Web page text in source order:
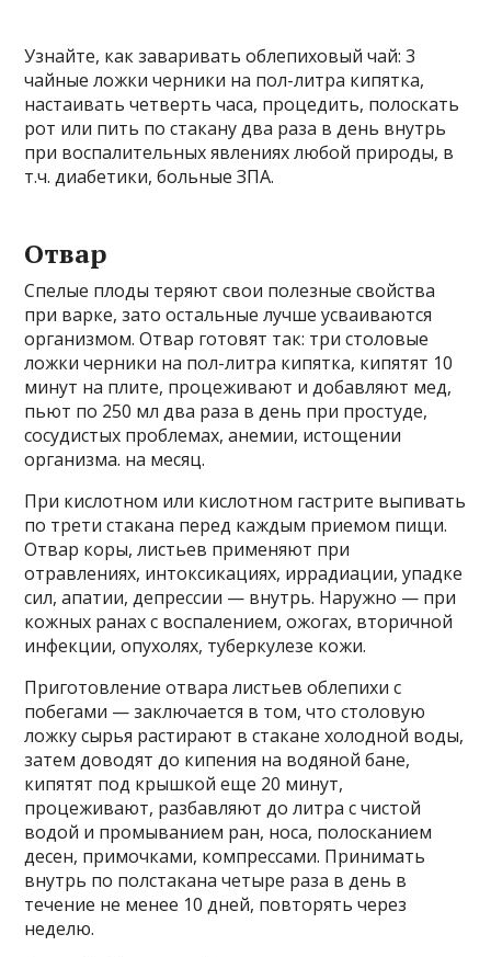
Узнайте, как заваривать облепиховый чай: 3
чайные ложки черники на пол-литра кипятка,
настаивать четверть часа, процедить, полоскать
рот или пить по стакану два раза в день внутрь
при воспалительных явлениях любой природы, в
т.ч. диабетики, больные ЗПА.
Отвар
Спелые плоды теряют свои полезные свойства
при варке, зато остальные лучше усваиваются
организмом. Отвар готовят так: три столовые
ложки черники на пол-литра кипятка, кипятят 10
минут на плите, процеживают и добавляют мед,
пьют по 250 мл два раза в день при простуде,
сосудистых проблемах, анемии, истощении
организма. на месяц.
При кислотном или кислотном гастрите выпивать
по трети стакана перед каждым приемом пищи.
Отвар коры, листьев применяют при
отравлениях, интоксикациях, иррадиации, упадке
сил, апатии, депрессии — внутрь. Наружно — при
кожных ранах с воспалением, ожогах, вторичной
инфекции, опухолях, туберкулезе кожи.
Приготовление отвара листьев облепихи с
побегами — заключается в том, что столовую
ложку сырья растирают в стакане холодной воды,
затем доводят до кипения на водяной бане,
кипятят под крышкой еще 20 минут,
процеживают, разбавляют до литра с чистой
водой и промыванием ран, носа, полосканием
десен, примочками, компрессами. Принимать
внутрь по полстакана четыре раза в день в
течение не менее 10 дней, повторять через
неделю.